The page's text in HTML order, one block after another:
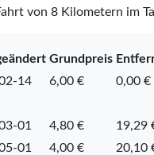
von 8 Kilometern im
Grundpreis
14 6,00 € 0,00 €
01 4,80 € 19,29
01 4,00 € 20,10